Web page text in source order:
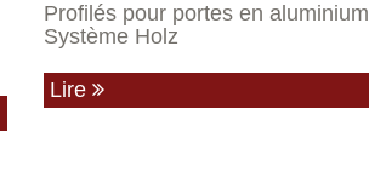
Profilés pour portes en aluminium
Système Holz
Lire